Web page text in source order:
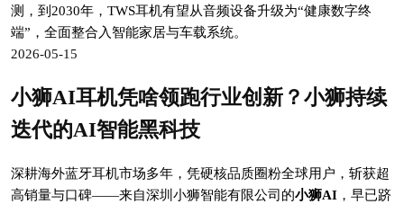
测，到2030年，TWS耳机有望从音频设备升级为“健康数字终
端”，全面整合入智能家居与车载系统。
2026-05-15
小狮AI耳机凭啥领跑行业创新？小狮持续
迭代的AI智能黑科技
深耕海外蓝牙耳机市场多年，凭硬核品质圈粉全球用户，斩获超
高销量与口碑——来自深圳小狮智能有限公司的小狮AI ，早已跻